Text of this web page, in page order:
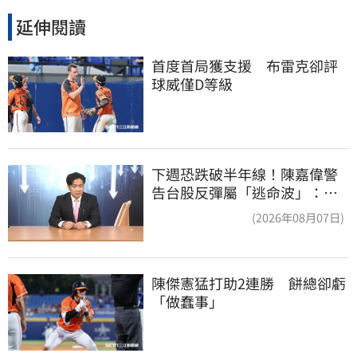
延伸閱讀
首度首局獲支援　布雷克卻評
球威僅D等級
下週恐跌破半年線！陳嘉偉警
告台股反彈屬「逃命波」：空
(2026年08月07日)
陳傑憲猛打助2連勝　餅總卻虧
「做蠢事」